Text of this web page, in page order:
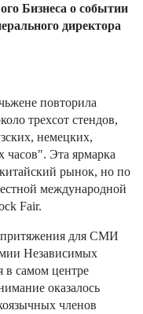
Бизнеса о событии
директора
повторила
трехсот стендов,
немецких,
Эта ярмарка
рынок, но по
международной
Fair.
для СМИ
Независимых
в самом центре
оказалось
членов